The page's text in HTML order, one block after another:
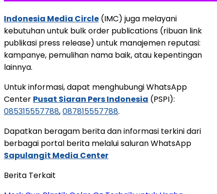
Indonesia Media Circle (IMC) juga melayani
kebutuhan untuk bulk order publications (ribuan link
publikasi press release) untuk manajemen reputasi:
kampanye, pemulihan nama baik, atau kepentingan
lainnya.
Untuk informasi, dapat menghubungi WhatsApp
Center Pusat Siaran Pers Indonesia (PSPI):
085315557788,087815557788.
Dapatkan beragam berita dan informasi terkini dari
berbagai portal berita melalui saluran WhatsApp
Sapulangit Media Center
Berita Terkait